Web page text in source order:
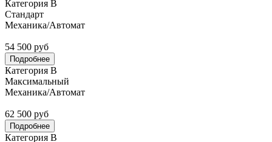
Категория В
Стандарт
Механика/Автомат
54 500 руб
Подробнее
Категория В
Максимальный
Механика/Автомат
62 500 руб
Подробнее
Категория В